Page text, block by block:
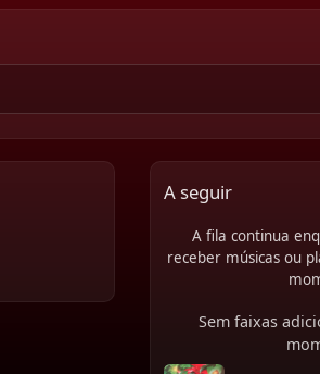
A seguir
A fila continua
receber músicas ou
Sem faixas